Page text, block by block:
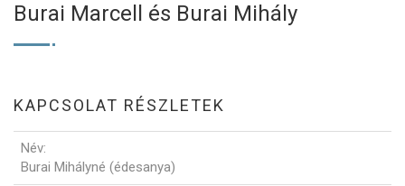
Burai Marcell és Burai Mihály
KAPCSOLAT RÉSZLETEK
Név:
Burai Mihályné (édesanya)